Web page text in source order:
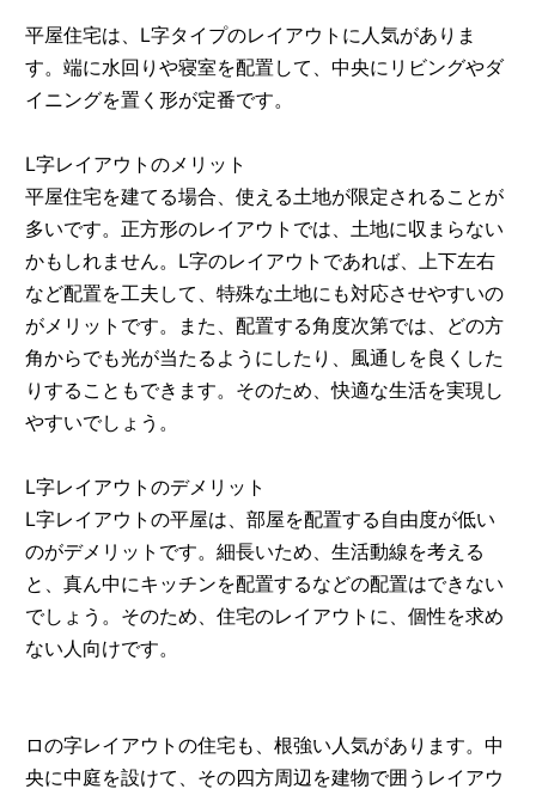
平屋住宅は、L字タイプのレイアウトに人気がありま
す。端に水回りや寝室を配置して、中央にリビングやダ
イニングを置く形が定番です。
L字レイアウトのメリット
平屋住宅を建てる場合、使える土地が限定されることが
多いです。正方形のレイアウトでは、土地に収まらない
かもしれません。L字のレイアウトであれば、上下左右
など配置を工夫して、特殊な土地にも対応させやすいの
がメリットです。また、配置する角度次第では、どの方
角からでも光が当たるようにしたり、風通しを良くした
りすることもできます。そのため、快適な生活を実現し
やすいでしょう。
L字レイアウトのデメリット
L字レイアウトの平屋は、部屋を配置する自由度が低い
のがデメリットです。細長いため、生活動線を考える
と、真ん中にキッチンを配置するなどの配置はできない
でしょう。そのため、住宅のレイアウトに、個性を求め
ない人向けです。
ロの字レイアウトの住宅も、根強い人気があります。中
央に中庭を設けて、その四方周辺を建物で囲うレイアウ